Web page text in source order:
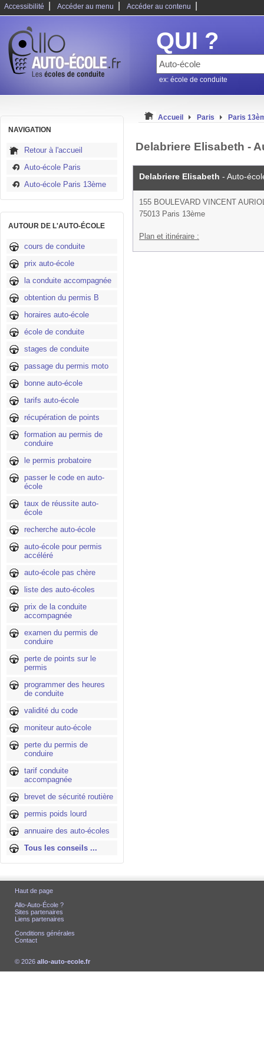
Accessibilité Accéder au menu Accéder au contenu
QUI ?
ex: école de conduite
NAVIGATION
Retour à l'accueil
Auto-école Paris
Auto-école Paris 13ème
AUTOUR DE L'AUTO-ÉCOLE
cours de conduite
prix auto-école
la conduite accompagnée
obtention du permis B
horaires auto-école
école de conduite
stages de conduite
passage du permis moto
bonne auto-école
tarifs auto-école
récupération de points
formation au permis de
conduire
le permis probatoire
passer le code en auto-
école
taux de réussite auto-
école
recherche auto-école
auto-école pour permis
accéléré
auto-école pas chère
liste des auto-écoles
prix de la conduite
accompagnée
examen du permis de
conduire
perte de points sur le
permis
programmer des heures
de conduite
validité du code
moniteur auto-école
perte du permis de
conduire
tarif conduite
accompagnée
brevet de sécurité routière
permis poids lourd
annuaire des auto-écoles
Tous les conseils ...
Accueil Paris Paris
Delabriere Elisabeth -
Delabriere Elisabeth - Auto-
155 BOULEVARD VINCENT
75013 Paris 13ème
Plan et itinéraire :
Haut de page
Allo-Auto-École ?
Sites partenaires
Liens partenaires
Conditions générales
Contact
© 2026 allo-auto-ecole.fr